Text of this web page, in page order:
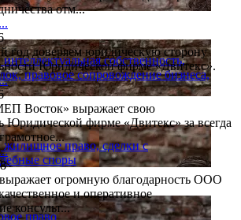
собственность,
правовое сопровождение бизнеса,
жилищное право, сделки с
споры
право
отм...
год доверяем юридическую сторону
Юридической фирме «Двитекс».
Восток» выражает свою
Юридической фирме «Двитекс» за всегда
огромную благодарность ООО
и оперативное
консульт...